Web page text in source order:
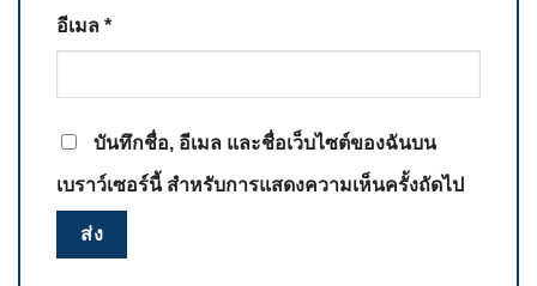
อีเมล *
บันทึกชื่อ, อีเมล และชื่อเว็บไซต์ของฉันบน
เบราว์เซอร์นี้ สำหรับการแสดงความเห็นครั้งถัดไป